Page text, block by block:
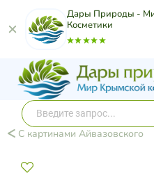
Дары Природы -
Косметики
С картинами Айвазовского